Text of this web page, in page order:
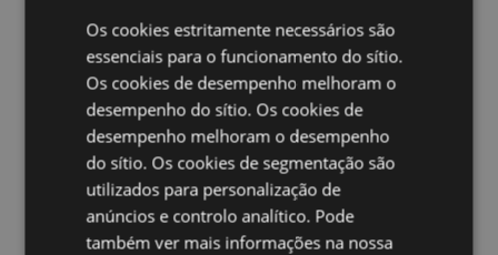
de calor adequada. Manter afastado de crianças e
animais de estimação.
Ampliar informação:
Quer saber mais acerca de comprar na Puckator?
a nossaGuia de informação para o cliente.
Caracteristicas do Produto
Os cookies estritamente necessários são
essenciais para o funcionamento do sítio.
Os cookies de desempenho melhoram o
desempenho do sítio. Os cookies de
desempenho melhoram o desempenho
do sítio. Os cookies de segmentação são
utilizados para personalização de
anúncios e controlo analítico. Pode
também ver mais informações na nossa